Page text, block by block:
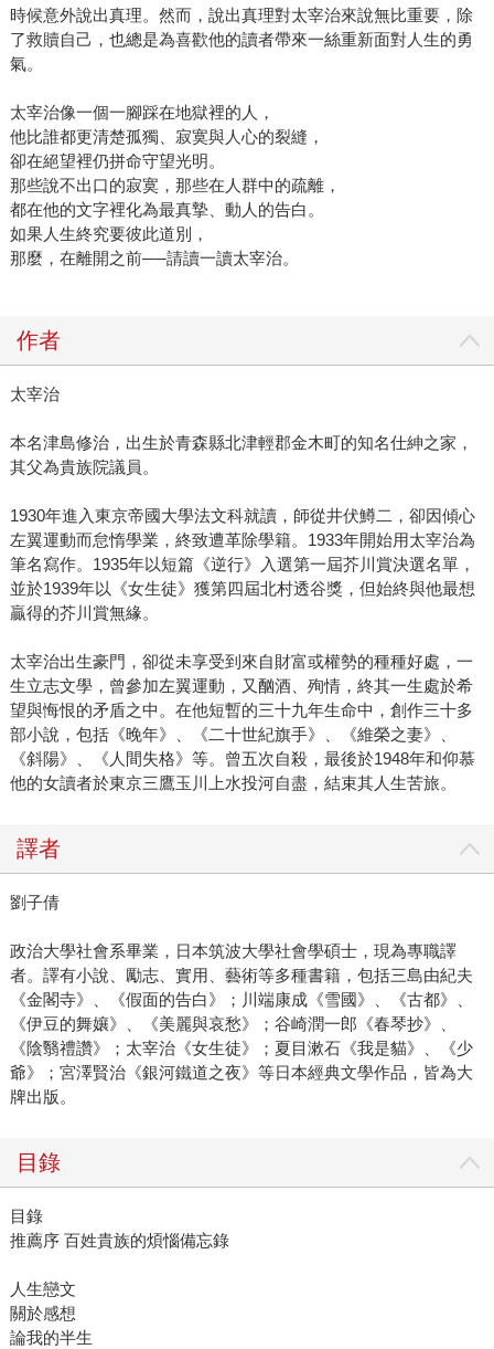
時候意外說出真理。然而，說出真理對太宰治來說無比重要，除
了救贖自己，也總是為喜歡他的讀者帶來一絲重新面對人生的勇
氣。
太宰治像一個一腳踩在地獄裡的人，
他比誰都更清楚孤獨、寂寞與人心的裂縫，
卻在絕望裡仍拼命守望光明。
那些說不出口的寂寞，那些在人群中的疏離，
都在他的文字裡化為最真摯、動人的告白。
如果人生終究要彼此道別，
那麼，在離開之前──請讀一讀太宰治。
作者
太宰治
本名津島修治，出生於青森縣北津輕郡金木町的知名仕紳之家，
其父為貴族院議員。
1930年進入東京帝國大學法文科就讀，師從井伏鱒二，卻因傾心
左翼運動而怠惰學業，終致遭革除學籍。1933年開始用太宰治為
筆名寫作。1935年以短篇《逆行》入選第一屆芥川賞決選名單，
並於1939年以《女生徒》獲第四屆北村透谷獎，但始終與他最想
贏得的芥川賞無緣。
太宰治出生豪門，卻從未享受到來自財富或權勢的種種好處，一
生立志文學，曾參加左翼運動，又酗酒、殉情，終其一生處於希
望與悔恨的矛盾之中。在他短暫的三十九年生命中，創作三十多
部小說，包括《晚年》、《二十世紀旗手》、《維榮之妻》、
《斜陽》、《人間失格》等。曾五次自殺，最後於1948年和仰慕
他的女讀者於東京三鷹玉川上水投河自盡，結束其人生苦旅。
譯者
劉子倩
政治大學社會系畢業，日本筑波大學社會學碩士，現為專職譯
者。譯有小說、勵志、實用、藝術等多種書籍，包括三島由紀夫
《金閣寺》、《假面的告白》；川端康成《雪國》、《古都》、
《伊豆的舞孃》、《美麗與哀愁》；谷崎潤一郎《春琴抄》、
《陰翳禮讚》；太宰治《女生徒》；夏目漱石《我是貓》、《少
爺》；宮澤賢治《銀河鐵道之夜》等日本經典文學作品，皆為大
牌出版。
目錄
目錄
推薦序 百姓貴族的煩惱備忘錄
人生戀文
關於感想
論我的半生